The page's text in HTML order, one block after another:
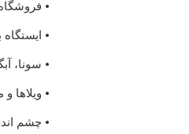
⦁
⦁
⦁ سونا،
⦁ ویلاها
⦁ چشم